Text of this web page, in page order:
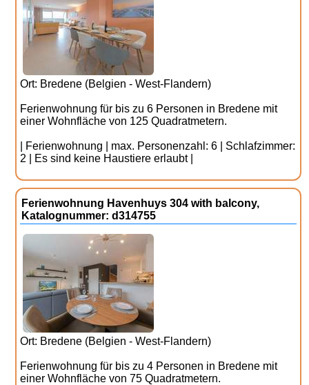
Ort: Bredene (Belgien - West-Flandern)
Ferienwohnung für bis zu 6 Personen in Bredene mit
einer Wohnfläche von 125 Quadratmetern.
| Ferienwohnung | max. Personenzahl: 6 | Schlafzimmer:
2 | Es sind keine Haustiere erlaubt |
Ferienwohnung Havenhuys 304 with balcony,
Katalognummer: d314755
Ort: Bredene (Belgien - West-Flandern)
Ferienwohnung für bis zu 4 Personen in Bredene mit
einer Wohnfläche von 75 Quadratmetern.